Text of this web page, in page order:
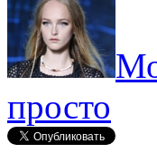
просто